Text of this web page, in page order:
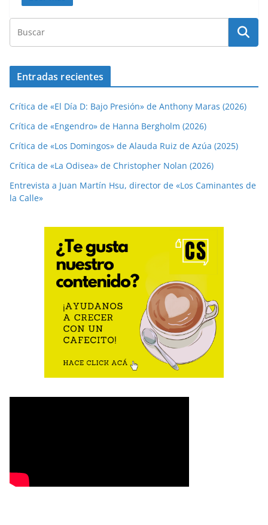
Entradas recientes
Crítica de «El Día D: Bajo Presión» de Anthony Maras (2026)
Crítica de «Engendro» de Hanna Bergholm (2026)
Crítica de «Los Domingos» de Alauda Ruiz de Azúa (2025)
Crítica de «La Odisea» de Christopher Nolan (2026)
Entrevista a Juan Martín Hsu, director de «Los Caminantes de
la Calle»